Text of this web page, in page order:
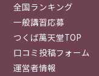
全国ランキング
一般講習応募
つくば萬天堂TOP
口コミ投稿フォーム
運営者情報